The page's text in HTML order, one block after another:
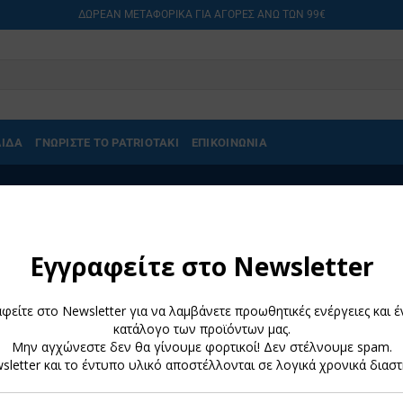
ΔΩΡΕΑΝ ΜΕΤΑΦΟΡΙΚΑ ΓΙΑ ΑΓΟΡΕΣ ΑΝΩ ΤΩΝ 99€
ΓΝΩΡΙΣΤΕ ΤΟ PATRIOTAKI ΕΠΙΚΟΙΝΩΝΙΑ
Προσθήκη
στα
Αγαπημένα